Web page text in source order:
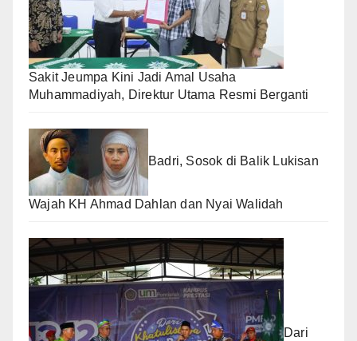
Sakit Jeumpa Kini Jadi Amal Usaha
Muhammadiyah, Direktur Utama Resmi Berganti
Badri, Sosok di Balik Lukisan
Wajah KH Ahmad Dahlan dan Nyai Walidah
Dari